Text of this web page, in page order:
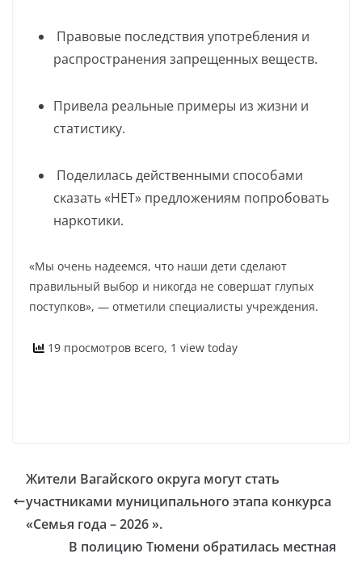
Правовые последствия употребления и
распространения запрещенных веществ.
Привела реальные примеры из жизни и
статистику.
Поделилась действенными способами
сказать «НЕТ» предложениям попробовать
наркотики.
«Мы очень надеемся, что наши дети сделают
правильный выбор и никогда не совершат глупых
поступков», — отметили специалисты учреждения.
19 просмотров всего, 1 view today
Жители Вагайского округа могут стать
участниками муниципального этапа конкурса
«Семья года – 2026 ».
В полицию Тюмени обратилась местная